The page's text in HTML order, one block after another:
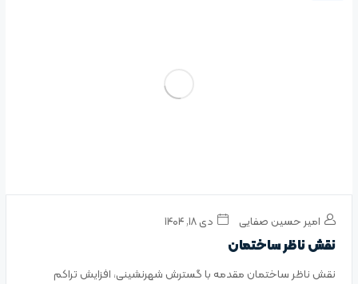
امیر حسین صفایی دی ۱۸, ۱۴۰۴
نقش ناظر ساختمان
نقش ناظر ساختمان مقدمه با گسترش شهرنشینی، افزایش تراکم